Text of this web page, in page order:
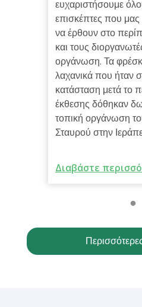
ευχαριστήσουμε
επισκέπτες που μας
να έρθουν στο
και τους
οργάνωση. Τα
λαχανικά που ήταν
κατάσταση μετά το
έκθεσης δόθηκαν
τοπική οργάνωση
Σταυρού στην
Διαβάστε